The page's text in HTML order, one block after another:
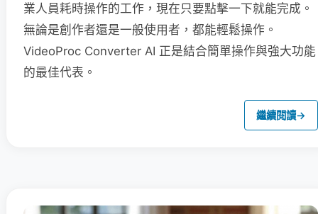
業人員耗時操作的工作，現在只要點擊一下就能完成。
無論是創作者還是一般使用者，都能輕鬆操作。
VideoProc Converter AI 正是結合簡單操作與強大功能
的最佳代表。
繼續閱讀→